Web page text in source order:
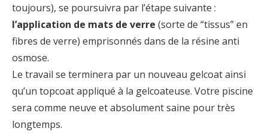
toujours), se poursuivra par l’étape suivante :
l’application de mats de verre (sorte de “tissus” en
fibres de verre) emprisonnés dans de la résine anti
osmose.
Le travail se terminera par un nouveau gelcoat ainsi
qu’un topcoat appliqué à la gelcoateuse. Votre piscine
sera comme neuve et absolument saine pour très
longtemps.